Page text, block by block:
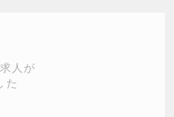
人が
た